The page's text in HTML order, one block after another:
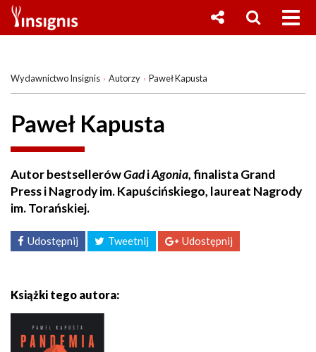
Wydawnictwo Insignis Autorzy Paweł Kapusta
Paweł Kapusta
Autor bestsellerówGadiAgonia, finalista Grand
Press i Nagrody im. Kapuścińskiego, laureat Nagrody
im. Torańskiej.
Udostępnij Tweetnij Udostępnij
Książki tego autora: